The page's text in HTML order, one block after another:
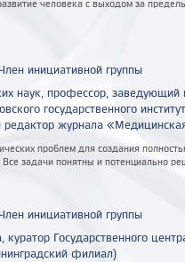
человека с выходом за
инициативной группы
наук, профессор,
государственного
редактор журнала
проблем для создания
Все задачи понятны и потенциально
инициативной группы
Государственного
филиал)